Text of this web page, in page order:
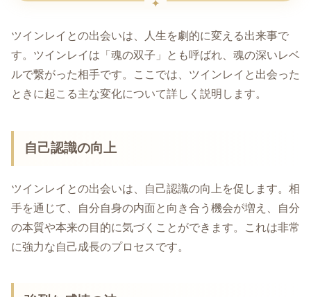
ツインレイとの出会いは、人生を劇的に変える出来事で
す。ツインレイは「魂の双子」とも呼ばれ、魂の深いレベ
ルで繋がった相手です。ここでは、ツインレイと出会った
ときに起こる主な変化について詳しく説明します。
自己認識の向上
ツインレイとの出会いは、自己認識の向上を促します。相
手を通じて、自分自身の内面と向き合う機会が増え、自分
の本質や本来の目的に気づくことができます。これは非常
に強力な自己成長のプロセスです。